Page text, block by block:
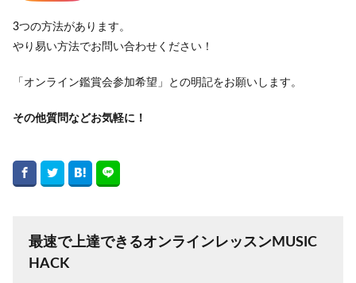
3つの方法があります。
やり易い方法でお問い合わせください！
「オンライン鑑賞会参加希望」との明記をお願いします。
その他質問などお気軽に！
最速で上達できるオンラインレッスンMUSIC
HACK